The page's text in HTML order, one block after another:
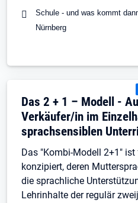
Schule - und was kommt
Nürnberg
Das 2 + 1 – Modell -
Verkäufer/in im
sprachsensiblen
Das "Kombi-Modell 2+1"
konzipiert, deren
die sprachliche
Lehrinhalte der regulär